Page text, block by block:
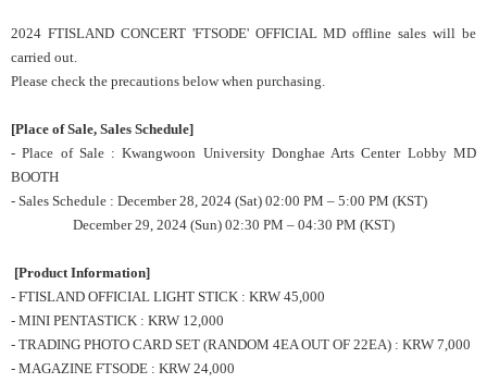
2024 FTISLAND CONCERT 'FTSODE' OFFICIAL MD offline sales will be
carried out.
Please check the precautions below when purchasing.
[Place of Sale, Sales Schedule]
- Place of Sale : Kwangwoon University Donghae Arts Center Lobby MD
BOOTH
- Sales Schedule : December 28, 2024 (Sat) 02:00 PM – 5:00 PM (KST)
December 29, 2024 (Sun) 02:30 PM – 04:30 PM (KST)
[Product Information]
- FTISLAND OFFICIAL LIGHT STICK : KRW 45,000
- MINI PENTASTICK : KRW 12,000
- TRADING PHOTO CARD SET (RANDOM 4EA OUT OF 22EA) : KRW 7,000
- MAGAZINE FTSODE : KRW 24,000